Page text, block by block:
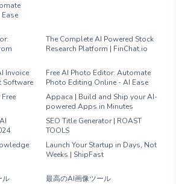
The Complete AI Powered Stock
Research Platform | FinChat.io
Invoice
Software
Free AI Photo Editor: Automate
Photo Editing Online - AI Ease
Appaca | Build and Ship your AI-
powered Apps in Minutes
SEO Title Generator | ROAST
TOOLS
Launch Your Startup in Days, Not
Weeks | ShipFast
ル
最高のAI画像ツール